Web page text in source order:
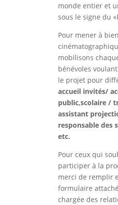
monde entier et
sous le signe du
Pour mener à
mobilisons
bénévoles
le projet pour
accueil invités/
public,scolaire /
assistant
responsable des
etc.
Pour ceux qui
participer à la
merci de remplir
formulaire
chargée des